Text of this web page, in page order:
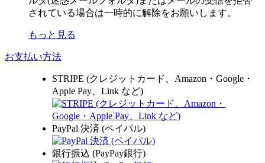
されている場合は一時的に解除をお願いします。
もっと見る
お支払い方法
STRIPE (クレジットカード、Amazon・Google・
Apple Pay、Link など)
PayPal 決済 (ペイパル)
銀行振込 (PayPay銀行)